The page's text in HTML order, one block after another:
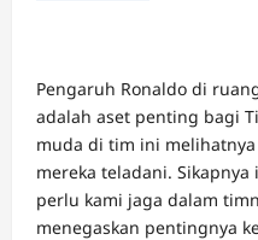
Pengaruh Ronaldo di
adalah aset penting bagi
muda di tim ini
mereka teladani.
perlu kami jaga dalam
menegaskan pentingnya